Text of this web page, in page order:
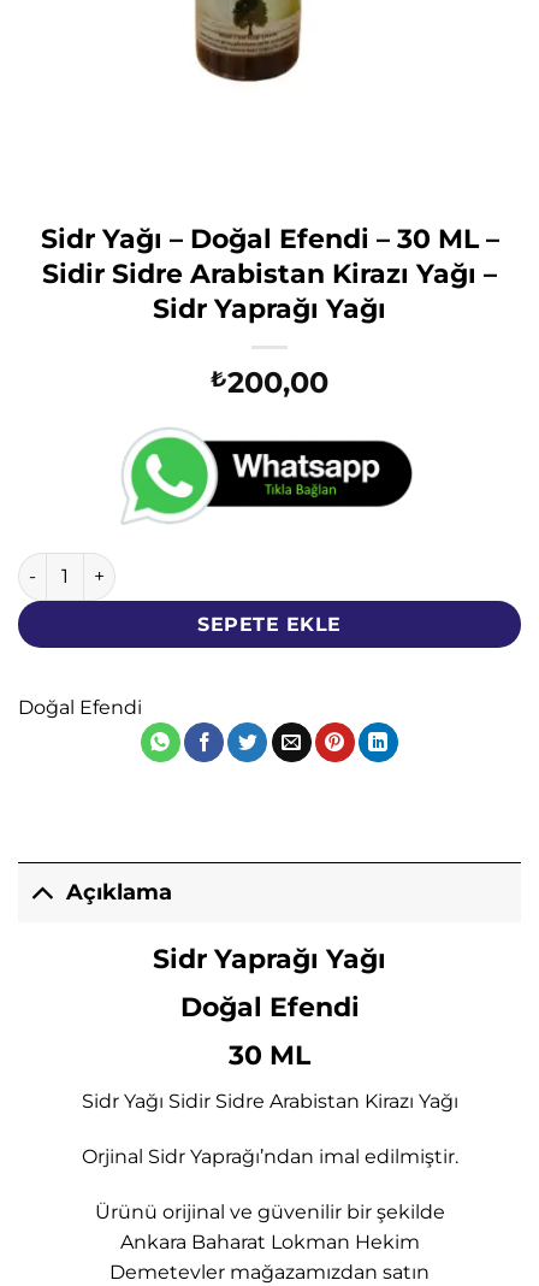
Sidr Yağı – Doğal Efendi – 30 ML –
Sidir Sidre Arabistan Kirazı Yağı –
Sidr Yaprağı Yağı
₺200,00
Sidr Yağı - Doğal Efendi - 30 ML - Sidir Sidre Arabistan
SEPETE EKLE
Doğal Efendi
Açıklama
Sidr Yaprağı Yağı
Doğal Efendi
30 ML
Sidr Yağı Sidir Sidre Arabistan Kirazı Yağı
Orjinal Sidr Yaprağı’ndan imal edilmiştir.
Ürünü orijinal ve güvenilir bir şekilde
Ankara Baharat Lokman Hekim
Demetevler mağazamızdan satın